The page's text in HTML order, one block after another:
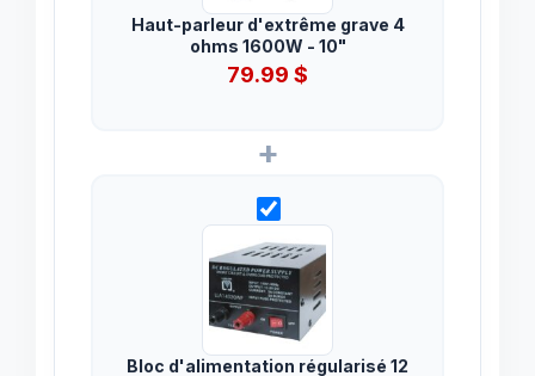
Haut-parleur d'extrême grave 4
ohms 1600W - 10"
79.99 $
+
Bloc d'alimentation régularisé 12